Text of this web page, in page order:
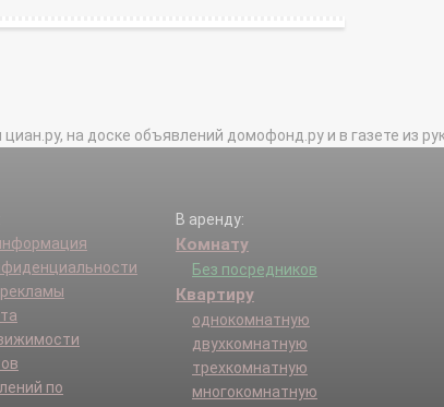
на доске объявлений домофонд.ру и в газете из
по
В аренду:
Комнату
Без посредников
Квартиру
однокомнатную
двухкомнатную
трехкомнатную
многокомнатную